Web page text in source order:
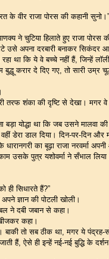
के वीर राजा पोरस की कहानी सुनो।”
ने चुटिया हिलाते हुए राजा पोरस
उसे अपना दरबारी बनाकर सिकंदर
था कि ये वे बच्चे नहीं हैं, जिन्हें
करार दे दिए गए, तो सारी उम्र
तरफ शंका की दृष्टि से देखा। मगर
योद्धा था कि जब उसने मालवा की
डेरा डाल दिया। दिन-पर-दिन और
का बूढ़ा राजा नरवर्मा अपनी
उसके पुत्र यशोवर्मा ने सँभाल
ही सिधारते हैं?”
ज्ञान की पोटली खोली।
ने दबी जबान से कहा।
कहा।
बाकी तो सब ठीक था, मगर ये
हैं, ऐसे ही इन्हें नई-नई बुद्धि के